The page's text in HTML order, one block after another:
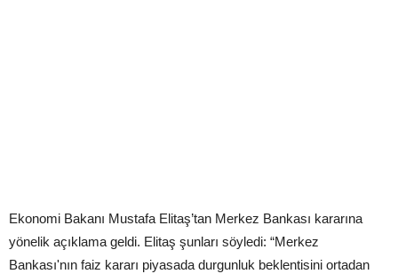
Ekonomi Bakanı Mustafa Elitaş’tan Merkez Bankası kararına
yönelik açıklama geldi. Elitaş şunları söyledi: “Merkez
Bankası'nın faiz kararı piyasada durgunluk beklentisini ortadan